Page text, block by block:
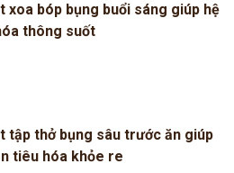
xoa bóp bụng buổi sáng giúp hệ
thông suốt
tập thở bụng sâu trước ăn giúp
tiêu hóa khỏe re